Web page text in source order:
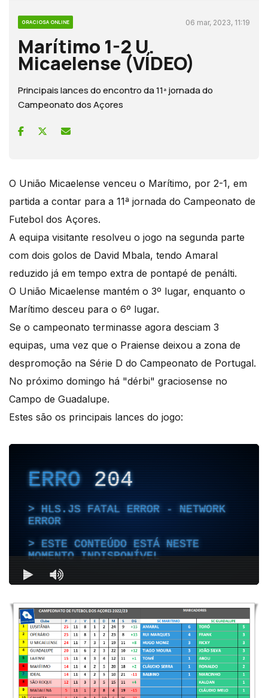
GRACIOSA ONLINE 06 mar, 2023, 11:19
Marítimo 1-2 U.
Micaelense (VÍDEO)
Principais lances do encontro da 11ª jornada do
Campeonato dos Açores
O União Micaelense venceu o Marítimo, por 2-1, em
partida a contar para a 11ª jornada do Campeonato de
Futebol dos Açores.
A equipa visitante resolveu o jogo na segunda parte
com dois golos de David Mbala, tendo Amaral
reduzido já em tempo extra de pontapé de penálti.
O União Micaelense mantém o 3º lugar, enquanto o
Marítimo desceu para o 6º lugar.
Se o campeonato terminasse agora desciam 3
equipas, uma vez que o Praiense deixou a zona de
despromoção na Série D do Campeonato de Portugal.
No próximo domingo há "dérbi" graciosense no
Campo de Guadalupe.
Estes são os principais lances do jogo: